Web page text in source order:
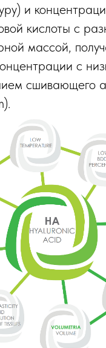
и
кислоты с
массой,
с
сшивающего